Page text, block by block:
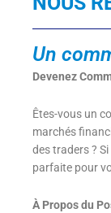
Un
Devenez
Êtes-vous un
marchés
des traders ?
parfaite pour
À Propos du